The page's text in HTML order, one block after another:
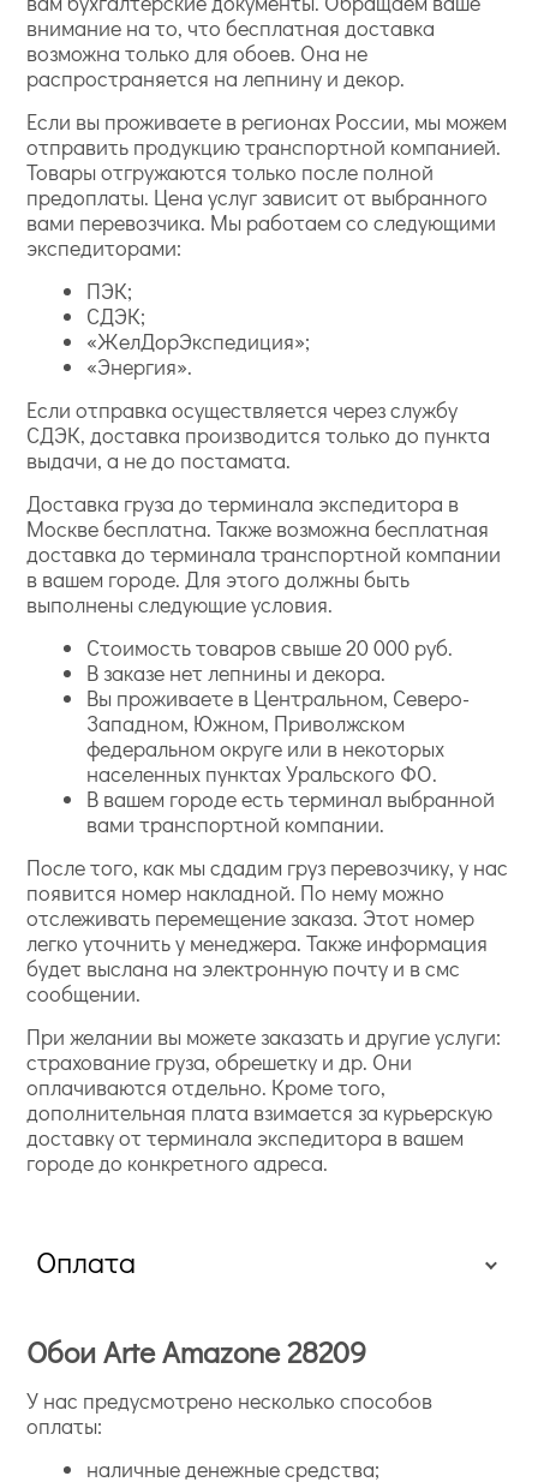
внимание на то, что бесплатная доставка
возможна только для обоев. Она не
распространяется на лепнину и декор.
Если вы проживаете в регионах России, мы можем
отправить продукцию транспортной компанией.
Товары отгружаются только после полной
предоплаты. Цена услуг зависит от выбранного
вами перевозчика. Мы работаем со следующими
экспедиторами:
ПЭК;
СДЭК;
«ЖелДорЭкспедиция»;
«Энергия».
Если отправка осуществляется через службу
СДЭК, доставка производится только до пункта
выдачи, а не до постамата.
Доставка груза до терминала экспедитора в
Москве бесплатна. Также возможна бесплатная
доставка до терминала транспортной компании
в вашем городе. Для этого должны быть
выполнены следующие условия.
Стоимость товаров свыше 20 000 руб.
В заказе нет лепнины и декора.
Вы проживаете в Центральном, Северо-
Западном, Южном, Приволжском
федеральном округе или в некоторых
населенных пунктах Уральского ФО.
В вашем городе есть терминал выбранной
вами транспортной компании.
После того, как мы сдадим груз перевозчику, у нас
появится номер накладной. По нему можно
отслеживать перемещение заказа. Этот номер
легко уточнить у менеджера. Также информация
будет выслана на электронную почту и в смс
сообщении.
При желании вы можете заказать и другие услуги:
страхование груза, обрешетку и др. Они
оплачиваются отдельно. Кроме того,
дополнительная плата взимается за курьерскую
доставку от терминала экспедитора в вашем
городе до конкретного адреса.
Оплата
Обои Arte Amazone 28209
У нас предусмотрено несколько способов
оплаты:
наличные денежные средства;